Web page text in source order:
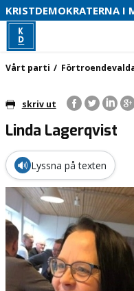
KRISTDEMOKRATERNA I
HEM
VÅRT PARTI
FÖRTROENDEVALDA
VÅR POLITIK
KONTAKTA OSS
Vårt parti
skriv ut
Linda Lagerqvist
🔊 Lyssna på texten